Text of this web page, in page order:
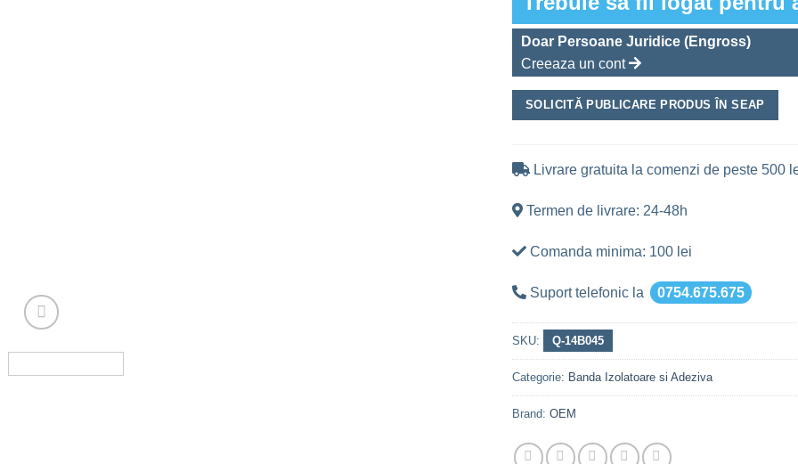
Doar Persoane Juridice (Engross)
Creeaza un cont
SOLICITĂ PUBLICARE PRODUS ÎN SEAP
Livrare gratuita la comenzi de peste 500
Termen de livrare: 24-48h
Comanda minima: 100 lei
Suport telefonic la 0754.675.675
SKU: Q-14B045
Categorie: Banda Izolatoare si Adeziva
Brand: OEM